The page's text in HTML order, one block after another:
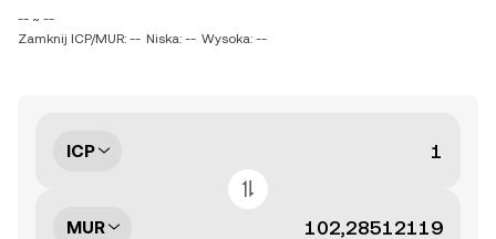
-- ~ --
Zamknij ICP/MUR: -- Niska: -- Wysoka: --
ICP
MUR